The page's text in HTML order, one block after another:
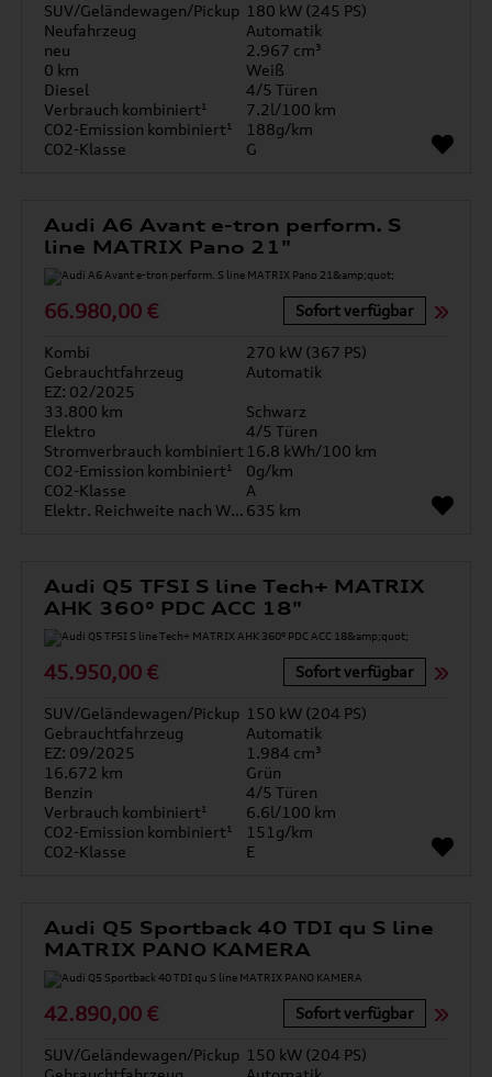
SUV/Geländewagen/Pickup 180 kW (245 PS)
Neufahrzeug
Automatik
neu
2.967 cm³
0 km
Weiß
Diesel
4/5 Türen
Verbrauch kombiniert¹
7.2l/100 km
CO2-Emission kombiniert¹
188g/km
CO2-Klasse
G
Audi A6 Avant e-tron perform. S
line MATRIX Pano 21"
66.980,00 € Sofort verfügbar
Kombi
270 kW (367 PS)
Gebrauchtfahrzeug
Automatik
EZ: 02/2025
33.800 km
Schwarz
Elektro
4/5 Türen
Stromverbrauch kombiniert 16.8 kWh/100 km
CO2-Emission kombiniert¹
0g/km
CO2-Klasse
A
Elektr. Reichweite nach WLTP* 635 km
Audi Q5 TFSI S line Tech+ MATRIX
AHK 360° PDC ACC 18"
45.950,00 € Sofort verfügbar
SUV/Geländewagen/Pickup 150 kW (204 PS)
Gebrauchtfahrzeug
Automatik
EZ: 09/2025
1.984 cm³
16.672 km
Grün
Benzin
4/5 Türen
Verbrauch kombiniert¹
6.6l/100 km
CO2-Emission kombiniert¹
151g/km
CO2-Klasse
E
Audi Q5 Sportback 40 TDI qu S line
MATRIX PANO KAMERA
42.890,00 € Sofort verfügbar
SUV/Geländewagen/Pickup 150 kW (204 PS)